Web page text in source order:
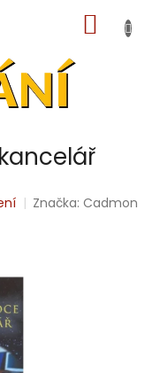
KOŠÍK
Značka:Cadmon